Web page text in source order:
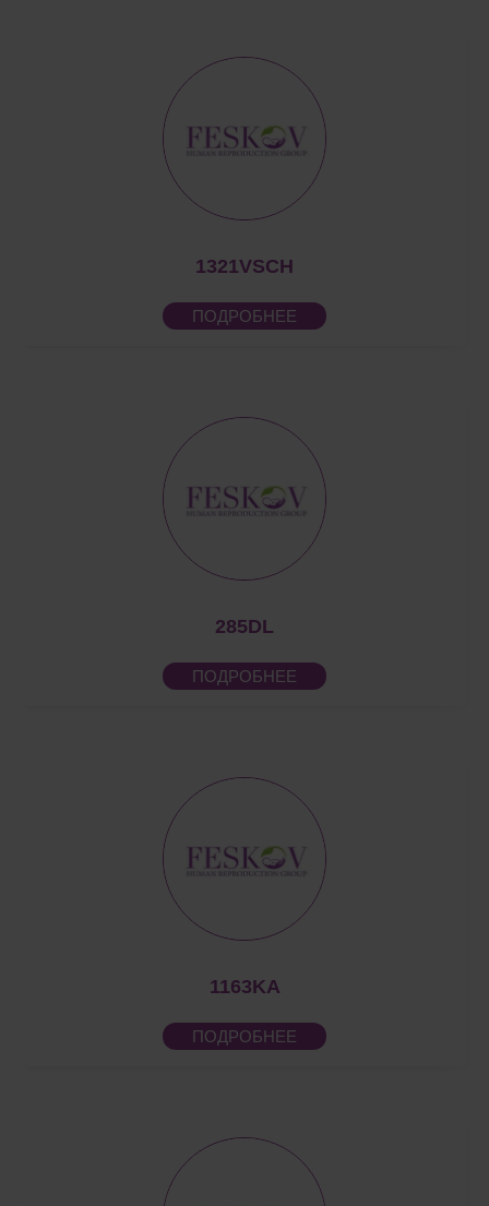
1321VSCH
ПОДРОБНЕЕ
285DL
ПОДРОБНЕЕ
1163KA
ПОДРОБНЕЕ